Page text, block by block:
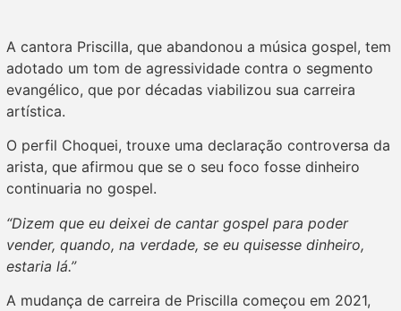
A cantora Priscilla, que abandonou a música gospel, tem
adotado um tom de agressividade contra o segmento
evangélico, que por décadas viabilizou sua carreira
artística.
O perfil Choquei, trouxe uma declaração controversa da
arista, que afirmou que se o seu foco fosse dinheiro
continuaria no gospel.
“Dizem que eu deixei de cantar gospel para poder
vender, quando, na verdade, se eu quisesse dinheiro,
estaria lá.”
A mudança de carreira de Priscilla começou em 2021,